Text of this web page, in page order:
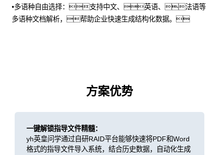
•多语种自由选择：支持中文、英语、法语等
多语种文档解析，帮助企业快速生成结构化数据。
方案优势
一键解锁指导文件精髓：
yh英皇问学通过自研RAID平台能够快速将PDF和Word
格式的指导文件导入系统，结合历史数据，自动化生成